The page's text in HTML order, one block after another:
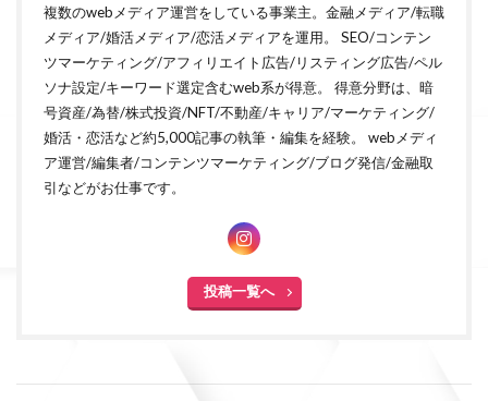
複数のwebメディア運営をしている事業主。金融メディア/転職
メディア/婚活メディア/恋活メディアを運用。 SEO/コンテン
ツマーケティング/アフィリエイト広告/リスティング広告/ペル
ソナ設定/キーワード選定含むweb系が得意。 得意分野は、暗
号資産/為替/株式投資/NFT/不動産/キャリア/マーケティング/
婚活・恋活など約5,000記事の執筆・編集を経験。 webメディ
ア運営/編集者/コンテンツマーケティング/ブログ発信/金融取
引などがお仕事です。
投稿一覧へ